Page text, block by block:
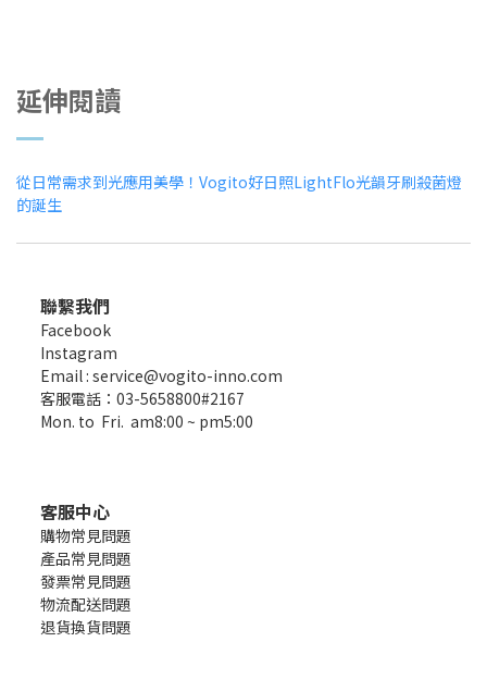
延伸閱讀
從日常需求到光應用美學！Vogito好日照LightFlo光韻牙刷殺菌燈
的誕生
聯繫我們
Facebook
Instagram
Email : service@vogito-inno.com
客服電話：03-5658800#2167
Mon. to Fri. am8:00 ~ pm5:00
客服中心
購物常見問題
產品常見問題
發票常見問題
物流配送問題
退貨換貨問題